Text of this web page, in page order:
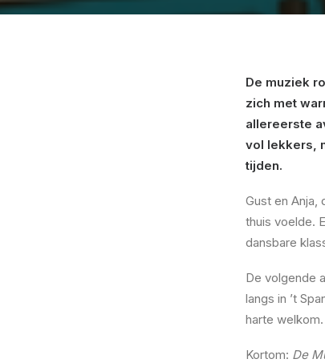
De muziek
zich met
allereerste
vol lekkers,
tijden.
Gust en Anja,
thuis voelde.
dansbare
De volgende
langs in ’t
harte
Kortom: De